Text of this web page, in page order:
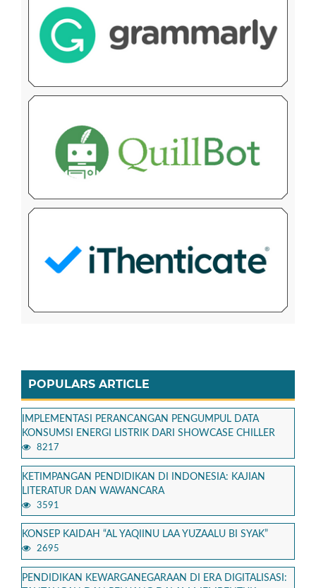
POPULARS ARTICLE
IMPLEMENTASI PERANCANGAN PENGUMPUL DATA
KONSUMSI ENERGI LISTRIK DARI SHOWCASE CHILLER
8217
KETIMPANGAN PENDIDIKAN DI INDONESIA: KAJIAN
LITERATUR DAN WAWANCARA
3591
KONSEP KAIDAH “AL YAQIINU LAA YUZAALU BI SYAK”
2695
PENDIDIKAN KEWARGANEGARAAN DI ERA DIGITALISASI: